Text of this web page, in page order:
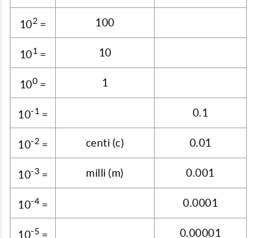
102 = 100
101 = 10
100 = 1
10-1 = 0.1
10-2 = centi (c) 0.01
10-3 = milli (m) 0.001
10-4 = 0.0001
10-5 = 0.00001